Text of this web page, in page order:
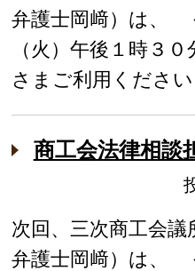
弁護士岡﨑）は、
（火）午後１時３
さまご利用ください
商工会法律相談
次回、三次商工会議
弁護士岡﨑）は、